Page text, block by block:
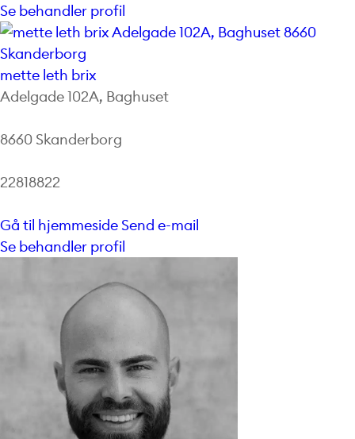
Se behandler profil
mette leth brix
Adelgade 102A, Baghuset
8660 Skanderborg
22818822
Gå til hjemmesideSend e-mail
Se behandler profil